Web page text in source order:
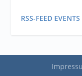
RSS-FEED